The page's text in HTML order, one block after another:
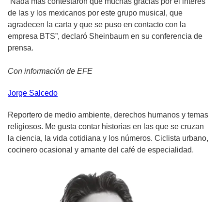
de las y los mexicanos por este grupo musical, que
agradecen la carta y que se puso en contacto con la
empresa BTS”, declaró Sheinbaum en su conferencia de
prensa.
Con información de EFE
Jorge Salcedo
Reportero de medio ambiente, derechos humanos y temas
religiosos. Me gusta contar historias en las que se cruzan
la ciencia, la vida cotidiana y los números. Ciclista urbano,
cocinero ocasional y amante del café de especialidad.